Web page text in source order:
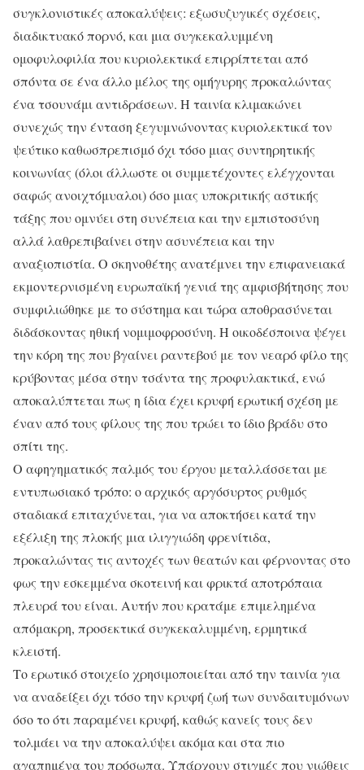
συγκλονιστικές αποκαλύψεις: εξωσυζυγικές σχέσεις,
διαδικτυακό πορνό, και μια συγκεκαλυμμένη
ομοφυλοφιλία που κυριολεκτικά επιρρίπτεται από
σπόντα σε ένα άλλο μέλος της ομήγυρης προκαλώντας
ένα τσουνάμι αντιδράσεων. Η ταινία κλιμακώνει
συνεχώς την ένταση ξεγυμνώνοντας κυριολεκτικά τον
ψεύτικο καθωσπρεπισμό όχι τόσο μιας συντηρητικής
κοινωνίας (όλοι άλλωστε οι συμμετέχοντες ελέγχονται
σαφώς ανοιχτόμυαλοι) όσο μιας υποκριτικής αστικής
τάξης που ομνύει στη συνέπεια και την εμπιστοσύνη
αλλά λαθρεπιβαίνει στην ασυνέπεια και την
αναξιοπιστία. Ο σκηνοθέτης ανατέμνει την επιφανειακά
εκμοντερνισμένη ευρωπαϊκή γενιά της αμφισβήτησης που
συμφιλιώθηκε με το σύστημα και τώρα αποθρασύνεται
διδάσκοντας ηθική νομιμοφροσύνη. Η οικοδέσποινα ψέγει
την κόρη της που βγαίνει ραντεβού με τον νεαρό φίλο της
κρύβοντας μέσα στην τσάντα της προφυλακτικά, ενώ
αποκαλύπτεται πως η ίδια έχει κρυφή ερωτική σχέση με
έναν από τους φίλους της που τρώει το ίδιο βράδυ στο
σπίτι της.
Ο αφηγηματικός παλμός του έργου μεταλλάσσεται με
εντυπωσιακό τρόπο: ο αρχικός αργόσυρτος ρυθμός
σταδιακά επιταχύνεται, για να αποκτήσει κατά την
εξέλιξη της πλοκής μια ιλιγγιώδη φρενίτιδα,
προκαλώντας τις αντοχές των θεατών και φέρνοντας στο
φως την εσκεμμένα σκοτεινή και φρικτά αποτρόπαια
πλευρά του είναι. Αυτήν που κρατάμε επιμελημένα
απόμακρη, προσεκτικά συγκεκαλυμμένη, ερμητικά
κλειστή.
Το ερωτικό στοιχείο χρησιμοποιείται από την ταινία για
να αναδείξει όχι τόσο την κρυφή ζωή των συνδαιτυμόνων
όσο το ότι παραμένει κρυφή, καθώς κανείς τους δεν
τολμάει να την αποκαλύψει ακόμα και στα πιο
αγαπημένα του πρόσωπα. Υπάρχουν στιγμές που νιώθεις